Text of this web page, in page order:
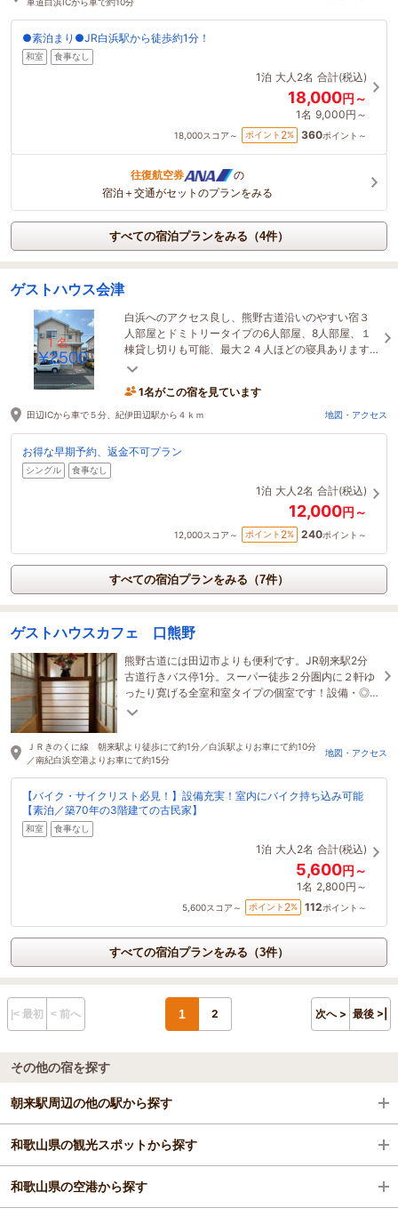
●素泊まり●JR白浜駅から徒歩約1分！
和室 食事なし
1泊 大人2名 合計(税込)
18,000円～
1名 9,000円～
18,000スコア～ ポイント 2% 360ポイント～
往復航空券
の
宿泊＋交通がセットのプランをみる
すべての宿泊プランをみる（4件）
ゲストハウス会津
白浜へのアクセス良し、熊野古道沿いのやすい宿３
人部屋とドミトリータイプの6人部屋、8人部屋、１
棟貸し切りも可能、最大２４人ほどの寝具あります
駐車場あり、EV充電可能
1名がこの宿を見ています
田辺ICから車で５分、紀伊田辺駅から４ｋｍ 地図・アクセス
お得な早期予約、返金不可プラン
シングル 食事なし
1泊 大人2名 合計(税込)
12,000円～
12,000スコア～ ポイント 2% 240ポイント～
すべての宿泊プランをみる（7件）
ゲストハウスカフェ 口熊野
熊野古道には田辺市よりも便利です。JR朝来駅2分
古道行きバス停1分。スーパー徒歩２分圏内に２軒ゆ
ったり寛げる全室和室タイプの個室です！設備・◎
キッチン・団欒スペースもあり、旅の語らいの場
ＪＲきのくに線 朝来駅より徒歩にて約1分／白浜駅よりお車にて約10分
／南紀白浜空港よりお車にて約15分
地図・アクセス
【バイク・サイクリスト必見！】設備充実！室内にバイク持ち込み可能
【素泊／築70年の3階建ての古民家】
和室 食事なし
1泊 大人2名 合計(税込)
5,600円～
1名 2,800円～
5,600スコア～ ポイント 2% 112ポイント～
すべての宿泊プランをみる（3件）
|< 最初 < 前へ 1 2 次へ > 最後 >|
その他の宿を探す
朝来駅周辺の他の駅から探す
白浜駅
紀伊田辺駅
和歌山県の観光スポットから探す
アドベンチャーワールド
和歌山県の空港から探す